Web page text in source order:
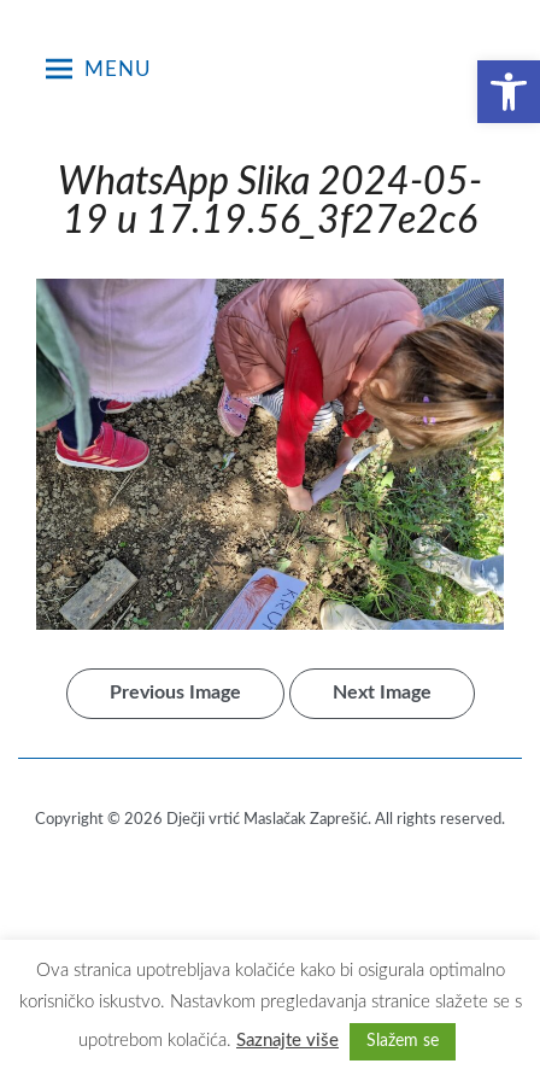
Open toolbar
MENU
WhatsApp Slika 2024-05-
19 u 17.19.56_3f27e2c6
Previous Image Next Image
Copyright © 2026 Dječji vrtić Maslačak Zaprešić. All rights reserved.
Ova stranica upotrebljava kolačiće kako bi osigurala optimalno
korisničko iskustvo. Nastavkom pregledavanja stranice slažete se s
upotrebom kolačića. Saznajte više Slažem se